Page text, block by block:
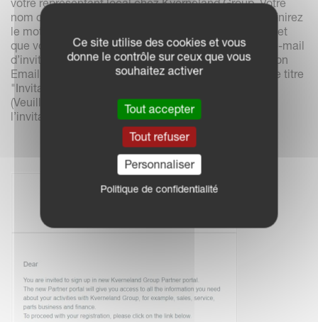
nom d’utilisateur sera votre adresse mail et vous définirez
le mot de passe lorsque vous accepterez l’invitation et
que vous vous connecterez pour la première fois. L’e-mail
d’invitation viendra de : User Management Notification
Email <Notifications@kvernelandgroup.com> avec le titre
"Invitation Kverneland".
(Veuillez vérifier vos spams si vous n’avez pas reçu
l’invitation dans votre boîte de réception).
Ce site utilise des cookies et vous
donne le contrôle sur ceux que vous
souhaitez activer
Tout accepter
Tout refuser
Personnaliser
Politique de confidentialité